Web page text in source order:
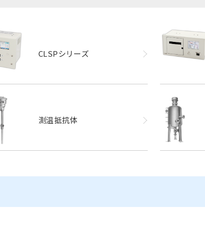
CLSPシリーズ
測温抵抗体